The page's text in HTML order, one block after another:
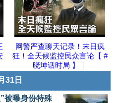
网警严查聊天记录！末日疯
狂！全天候监控民众言论【 #
晓坤话时局 】｜
31日
被曝身份特殊